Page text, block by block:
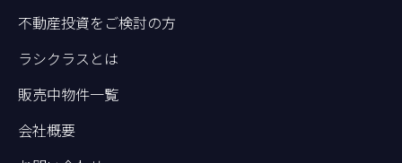
不動産投資をご検討の方
ラシクラスとは
販売中物件一覧
会社概要